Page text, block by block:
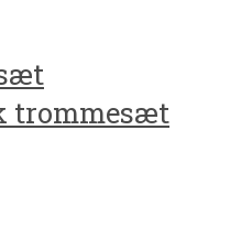
trommesæt